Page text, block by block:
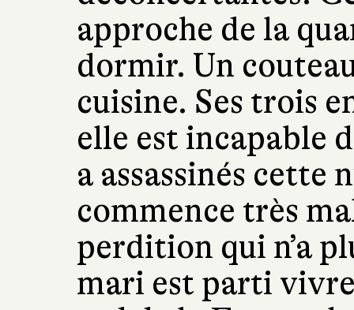
approche de la
dormir. Un
cuisine. Ses trois
elle est incapable
a assassinés
commence très
perdition qui n’a
mari est parti